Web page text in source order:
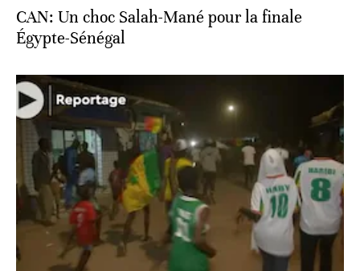
CAN: Un choc Salah-Mané pour la finale
Égypte-Sénégal